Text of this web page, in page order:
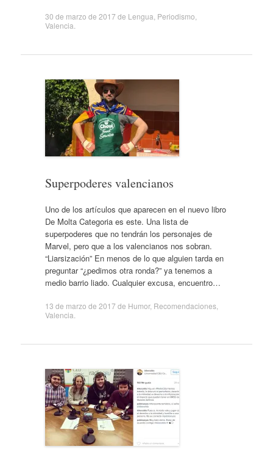
30 de marzo de 2017 de Lengua Periodismo
Valencia
Superpoderes valencianos
Uno de los artículos que aparecen en el nuevo libro
De Molta Categoria es este. Una lista de
superpoderes que no tendrán los personajes de
Marvel, pero que a los valencianos nos sobran.
“Liarsización” En menos de lo que alguien tarda en
preguntar “¿pedimos otra ronda?” ya tenemos a
medio barrio liado. Cualquier excusa, encuentro…
13 de marzo de 2017 de Humor, Recomendaciones,
Valencia